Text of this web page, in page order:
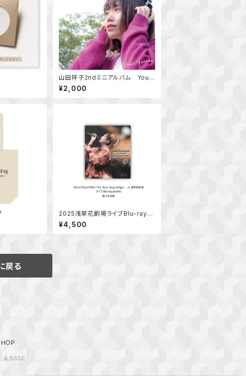
山田祥子2ndミニアルバム You a
re my dream
¥2,000
2025浅草花劇場ライブBlu-ray＆
DVD
¥4,500
戻る